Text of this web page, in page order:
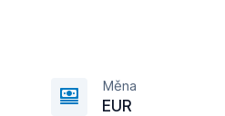
Měna
EUR